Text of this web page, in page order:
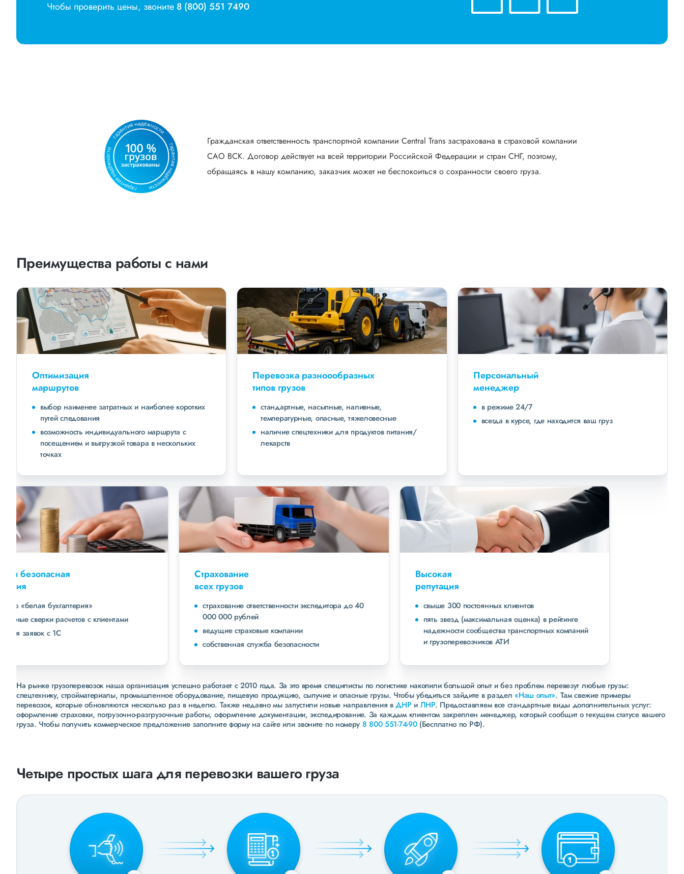
Чтобы проверить цены, звоните 8 (800) 551 7490
Гражданская ответственность транспортной компании Central Trans застрахована в страховой компании
САО ВСК. Договор действует на всей территории Российской Федерации и стран СНГ, поэтому,
обращаясь в нашу компанию, заказчик может не беспокоиться о сохранности своего груза.
Преимущества работы с нами
Оптимизация
маршрутов
выбор наименее затратных и наиболее коротких
путей следования
возможность индивидуального маршрута с
посещением и выгрузкой товара в нескольких
точках
Перевозка разноообразных
типов грузов
стандартные, насыпные, наливные,
температурные, опасные, тяжеловесные
наличие спецтехники для продуктов питания/
лекарств
Персональный
менеджер
в режиме 24/7
всегда в курсе, где находится ваш груз
Удобная и безопасная
полностью «белая бухгалтерия»
ежемесячные сверки расчетов с клиентами
интеграция заявок с 1С
страхование ответственности экспедитора до 40
ведущие страховые компании
собственная служба безопасности
свыше 300 постоянных клиентов
пять звезд (максимальная оценка) в рейтинге
надежности сообщества транспортных компаний
и грузоперевозчиков АТИ
На рынке грузоперевозок наша организация успешно работает с 2010 года. За это время специлисты по логистике накопили большой опыт и без проблем перевезут любые грузы:
спецтехнику, стройматериалы, промышленное оборудование, пищевую продукцию, сыпучие и опасные грузы. Чтобы убедиться зайдите в раздел«Наш опыт». Там свежие примеры
перевозок, которые обновляются несколько раз в неделю. Также недавно мы запустили новые направления вДНР и ЛНР. Предоставляем все стандартные виды дополнительных услуг:
оформление страховки, погрузочно-разгрузочные работы, оформление документации, экспедирование. За каждым клиентом закреплен менеджер, который сообщит о текущем статусе вашего
груза. Чтобы получить коммерческое предложение заполните форму на сайте или звоните по номеру 8 800 551-74-90(Бесплатно по РФ).
Четыре простых шага для перевозки вашего груза